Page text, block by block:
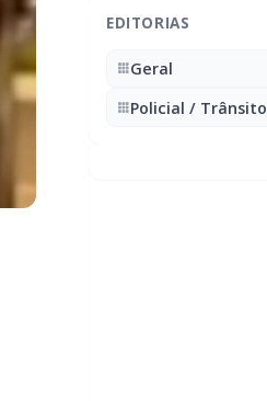
EDITORIAS
Geral
Policial / Trânsito